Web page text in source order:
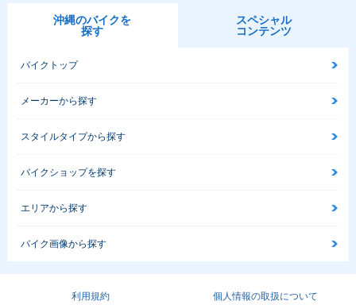
沖縄のバイクを
探す
スペシャル
コンテンツ
バイクトップ
メーカーから探す
スタイルタイプから探す
バイクショップを探す
エリアから探す
バイク画像から探す
利用規約 個人情報の取扱について